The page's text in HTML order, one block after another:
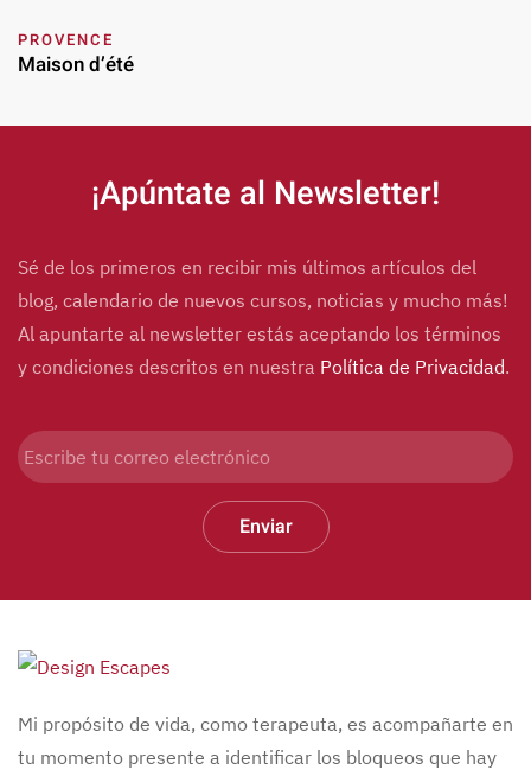
PROVENCE
Maison d’été
¡Apúntate al Newsletter!
Sé de los primeros en recibir mis últimos artículos del
blog, calendario de nuevos cursos, noticias y mucho más!
Al apuntarte al newsletter estás aceptando los términos
y condiciones descritos en nuestra Política de Privacidad.
Enviar
Mi propósito de vida, como terapeuta, es acompañarte en
tu momento presente a identificar los bloqueos que hay